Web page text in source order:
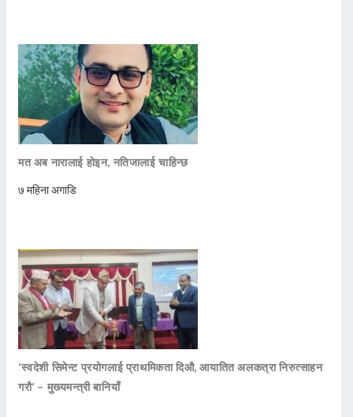
मत अब नारालाई होइन, नतिजालाई चाहिन्छ
७ महिना अगाडि
‘स्वदेशी सिमेन्ट प्रयोगलाई प्राथमिकता दिऔ, आयातित अलकत्रा निरुत्साहन
गरौ’ – मुख्यमन्त्री बानियाँ